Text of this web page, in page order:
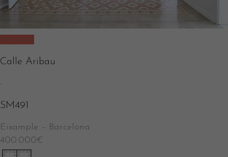
Vendido
Calle Aribau
-
SM491
Eixample – Barcelona
400.000€